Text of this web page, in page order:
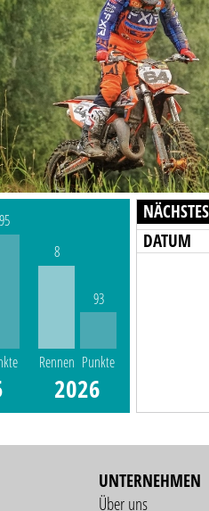
8
Rennen
93
Punkte
2026
DATUM
UNTERNEHMEN
Über uns